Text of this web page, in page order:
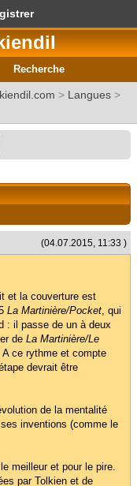
Recherche
> Langues >
(04.07.2015, 11:33 )
et la couverture est
La Martinière/Pocket, qui
: il passe de un à deux
de La Martinière/Le
A ce rythme et compte
devrait être
de la mentalité
inventions (comme le
meilleur et pour le pire.
par Tolkien et de